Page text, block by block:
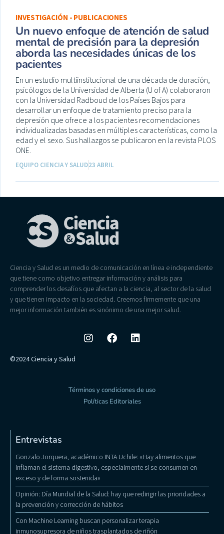
INVESTIGACIÓN - PUBLICACIONES
Un nuevo enfoque de atención de salud
mental de precisión para la depresión
aborda las necesidades únicas de los
pacientes
En un estudio multiinstitucional de una década de duración,
psicólogos de la Universidad de Alberta (U of A) colaboraron
con la Universidad Radboud de los Países Bajos para
desarrollar un enfoque de tratamiento preciso para la
depresión que ofrece a los pacientes recomendaciones
individualizadas basadas en múltiples características, como la
edad y el sexo. Sus hallazgos se publicaron en la revista PLOS
ONE.
EQUIPO CIENCIA Y SALUD23 ABRIL
Ciencia y Salud es un medio de comunicación en línea e independiente
que tiene como objetivo entregar información y análisis para
comprender los desafíos que afectan a la ciencia, al sector de la salud
y que tienen impacto en la sociedad. Creemos firmemente que una
mejor información también es sinónimo de una mejor salud.
©2024 Ciencia y Salud
Términos y condiciones de uso
Políticas Editoriales
Entrevistas
Gonzalo Jorquera, académico INTA Uchile: «Hay alimentos que
inflaman el sistema digestivo, especialmente si se consumen en
exceso y de forma sostenida»
Opinión: Día Mundial de la Salud: hay que redirigir las prioridades a
la prevención y corrección de hábitos
Con Machine Learning buscan personalizar terapia
inmunosupresora de niños trasplantados de riñón